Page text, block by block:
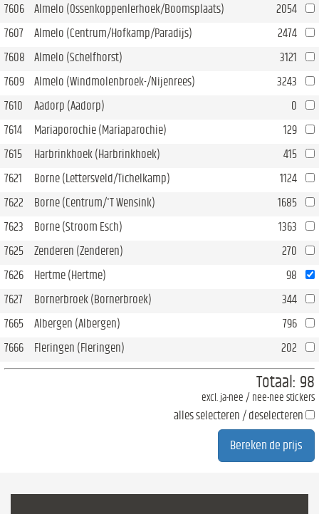
7606 Almelo (Ossenkoppenlerhoek/Boomsplaats)
2054
7607
Almelo (Centrum/Hofkamp/Paradijs)
2474
7608
Almelo (Schelfhorst)
3121
7609
Almelo (Windmolenbroek-/Nijenrees)
3243
7610
Aadorp (Aadorp)
0
7614
Mariaporochie (Mariaparochie)
129
7615
Harbrinkhoek (Harbrinkhoek)
415
7621
Borne (Lettersveld/Tichelkamp)
1124
7622
Borne (Centrum/'T Wensink)
1685
7623
Borne (Stroom Esch)
1363
7625
Zenderen (Zenderen)
270
7626
Hertme (Hertme)
98
7627
Bornerbroek (Bornerbroek)
344
7665
Albergen (Albergen)
796
7666
Fleringen (Fleringen) 202
Totaal: 98
excl. ja-nee / nee-nee stickers
alles selecteren / deselecteren